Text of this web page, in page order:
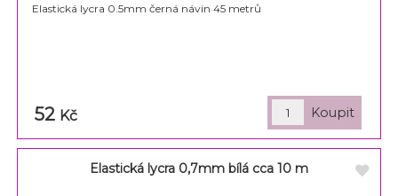
Elastická lycra 0.5mm černá návin 45 metrů
52 Kč
Elastická lycra 0,7mm bílá cca 10 m